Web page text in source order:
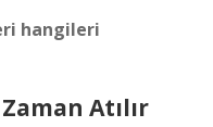
hangileri
Atılır